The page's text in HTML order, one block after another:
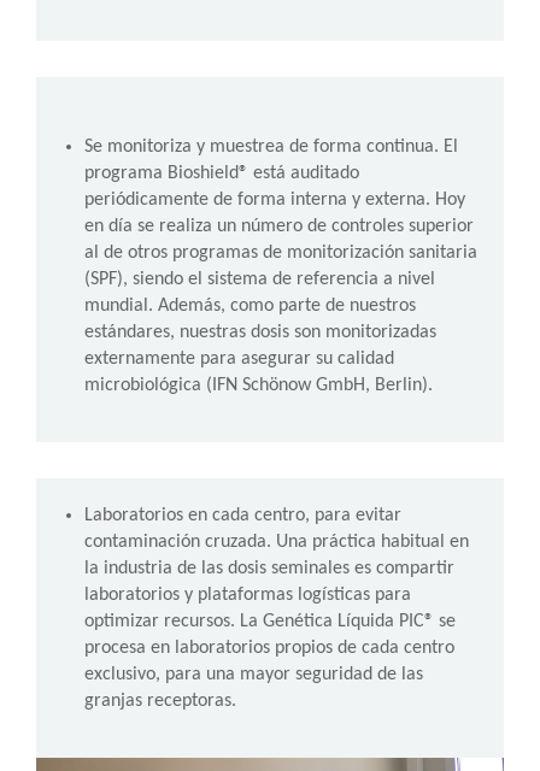
Se monitoriza y muestrea de forma continua. El
programa Bioshield® está auditado
periódicamente de forma interna y externa. Hoy
en día se realiza un número de controles superior
al de otros programas de monitorización sanitaria
(SPF), siendo el sistema de referencia a nivel
mundial. Además, como parte de nuestros
estándares, nuestras dosis son monitorizadas
externamente para asegurar su calidad
microbiológica (IFN Schönow GmbH, Berlin).
Laboratorios en cada centro, para evitar
contaminación cruzada. Una práctica habitual en
la industria de las dosis seminales es compartir
laboratorios y plataformas logísticas para
optimizar recursos. La Genética Líquida PIC® se
procesa en laboratorios propios de cada centro
exclusivo, para una mayor seguridad de las
granjas receptoras.